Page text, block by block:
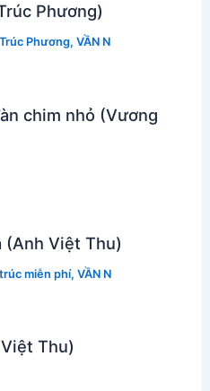
Phương)
Trúc Phương, VẦN N
chim nhỏ (Vương
(Anh Việt Thu)
miễn phí, VẦN N
Thu)